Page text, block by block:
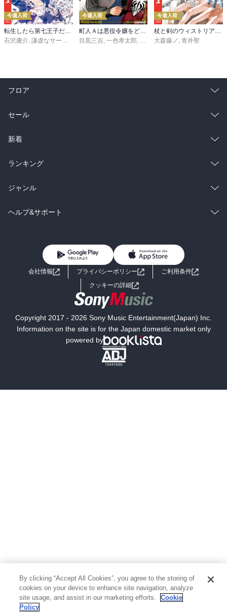
今週入荷
転生したら第七王子だったので、気ままに魔術を極めます（２４）
石沢庸介, 謙虚なサークル メル。
今週入荷
町人Ａは悪役令嬢をどうしても救いたい ～どぶと空と氷の姫君～１０【電子書店共通特典イラスト付】
目黒三吉, 一色孝太郎, Parum
今週入荷
杖と剣のウィストリア（１６）
大森藤ノ , 青井聖
フロア
総合
ラノベ
雑誌・グラビア
BL・TL
セール
総合
ラノベ
雑誌・グラビア
BL・TL
新着
総合
ラノベ
雑誌・グラビア
ランキング
総合
ラノベ
ジャンル
コミック
ライトノベル 男子向けラノベ
小説
海外小説
ミステリー SF
文学
芸術・アート 映画・音楽・演劇
写真集 教養
医学・福祉
ヘルプ&サポート
よくあるご質問 お問い合わせ
会社情報 プライバシーポリシー
ご利用条件
クッキーの詳細
Copyright 2017 - 2026 Sony Music Entertainment(Japan) Inc.
Information on the site is for the Japan domestic market only
powered by
By clicking “Accept All Cookies”, you agree to the storing of
cookies on your device to enhance site navigation, analyze
site usage, and assist in our marketing efforts.
Cookie
Policy